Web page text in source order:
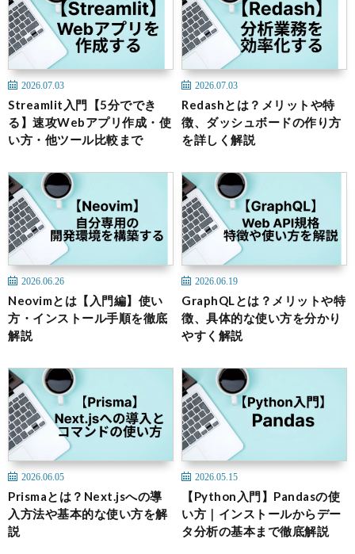
2026.07.03
Streamlit入門【5分ででき
る】速攻Webアプリ作成・使
い方・他ツール比較まで
2026.07.03
Redashとは？メリットや特
徴、ダッシュボードの作り方
を詳しく解説
2026.06.26
Neovimとは【入門編】使い
方・インストール手順を徹底
解説
2026.06.19
GraphQLとは？メリットや特
徴、具体的な使い方を分かり
やすく解説
2026.06.05
Prismaとは？Next.jsへの導
入方法や基本的な使い方を解
説
2026.05.15
【Python入門】Pandasの使
い方｜インストールからデー
タ分析の基本まで徹底解説